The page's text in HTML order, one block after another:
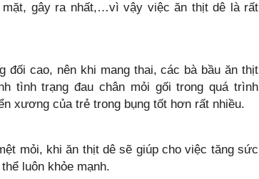
mặt, gây ra nhất,…vì vậy việc ăn thịt dê là rất
đối cao, nên khi mang thai, các bà bầu ăn thịt
tình trạng đau chân mỏi gối trong quá trình
xương của trẻ trong bụng tốt hơn rất nhiều.
mỏi, khi ăn thịt dê sẽ giúp cho việc tăng sức
luôn khỏe mạnh.